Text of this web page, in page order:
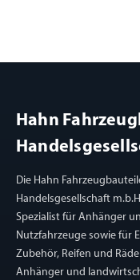
Hahn
Die Hahn
Handelsgesellschaft
Spezialist für Anhänger
Nutzfahrzeuge sowie für
Zubehör, Reifen und
Anhänger und